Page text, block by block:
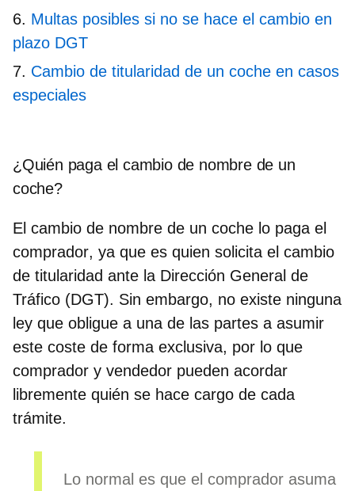
Multas posibles si no se hace el cambio en
plazo DGT
Cambio de titularidad de un coche en casos
especiales
¿Quién paga el cambio de nombre de un
coche?
El cambio de nombre de un coche lo paga el
comprador, ya que es quien solicita el cambio
de titularidad ante la Dirección General de
Tráfico (DGT). Sin embargo, no existe ninguna
ley que obligue a una de las partes a asumir
este coste de forma exclusiva, por lo que
comprador y vendedor pueden acordar
libremente quién se hace cargo de cada
trámite.
Lo normal es que el comprador asuma